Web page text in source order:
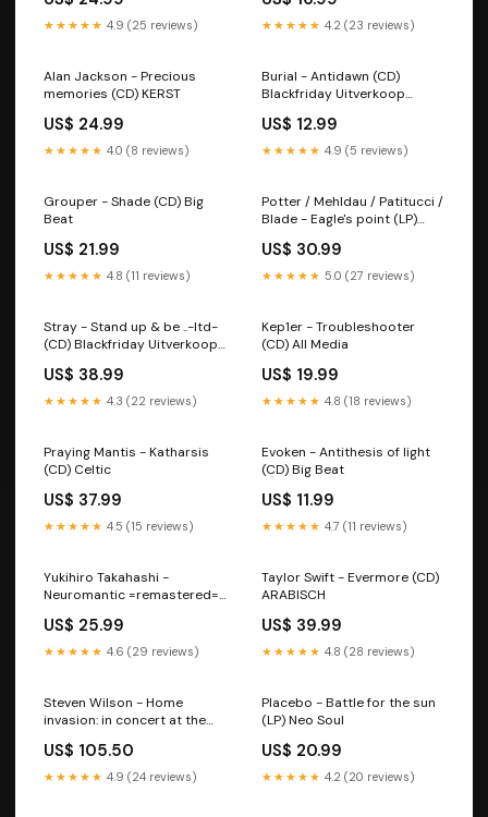
★★★★★ 4.9 (25 reviews) ★★★★★ 4.2 (23 reviews)
Alan Jackson - Precious
memories (CD) KERST
US$ 24.99
★★★★★ 4.0 (8 reviews)
Burial - Antidawn (CD)
Blackfriday Uitverkoop
US$ 12.99
★★★★★ 4.9 (5 reviews)
Grouper - Shade (CD) Big
Beat
US$ 21.99
★★★★★ 4.8 (11 reviews)
Potter / Mehldau / Patitucci /
Blade - Eagle's point (LP)
US$ 30.99
★★★★★ 5.0 (27 reviews)
Stray - Stand up & be ..-ltd-
(CD) Blackfriday Uitverkoop
US$ 38.99
★★★★★ 4.3 (22 reviews)
Kep1er - Troubleshooter
(CD) All Media
US$ 19.99
★★★★★ 4.8 (18 reviews)
Praying Mantis - Katharsis
(CD) Celtic
US$ 37.99
★★★★★ 4.5 (15 reviews)
Evoken - Antithesis of light
(CD) Big Beat
US$ 11.99
★★★★★ 4.7 (11 reviews)
Yukihiro Takahashi -
Neuromantic =remastered=
US$ 25.99
★★★★★ 4.6 (29 reviews)
Taylor Swift - Evermore (CD)
ARABISCH
US$ 39.99
★★★★★ 4.8 (28 reviews)
Steven Wilson - Home
invasion: in concert at the
Levenslied
US$ 105.50
★★★★★ 4.9 (24 reviews)
Placebo - Battle for the sun
(LP) Neo Soul
US$ 20.99
★★★★★ 4.2 (20 reviews)